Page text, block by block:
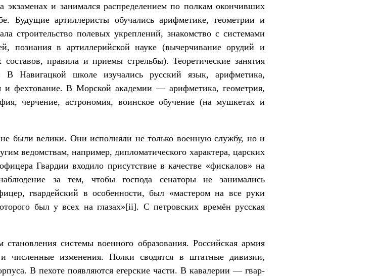
экза­менах и занимался распределением по полкам окончивших
Будущие артиллеристы обучались арифмети­ке, геометрии и
строительство полевых укреплений, знакомство с системами
познания в артиллерийской науке (вычерчивание орудий и
правила и приемы стрельбы). Теоретические занятия
В Навигацкой школе изучались русский язык, арифметика,
и фехтование. В Морской академии — арифметика, геометрия,
черчение, астрономия, воинское обучение (на мушкетах и
были ве­лики. Они исполняли не только военную службу, но и
ведомствам, например, дип­ломатического характера, царских
Гвардии входило присутствие в качестве «фискалов» на
за тем, чтобы господа сенаторы не занимались
гвардейский в особенности, был «мастером на все руки
был у всех на глазах»[ii]. С петровских времён русская
системы военного образования. Российская армия
и численные измене­ния. Полки сводятся в штатные дивизии,
В пехоте появляются егерские части. В кавалерии — гвар­